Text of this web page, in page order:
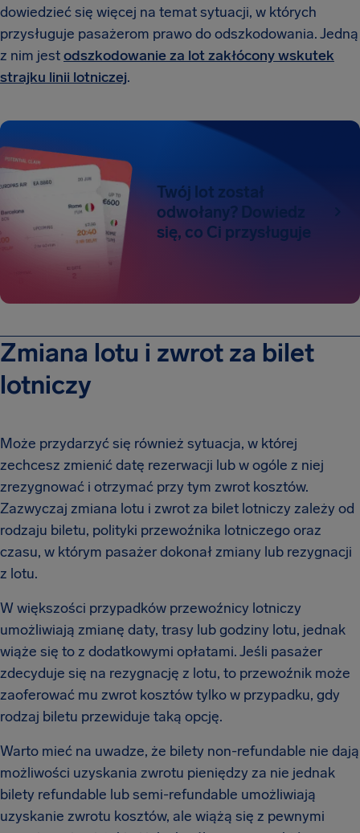
dowiedzieć się więcej na temat sytuacji, w których
przysługuje pasażerom prawo do odszkodowania. Jedną
z nim jestodszkodowanie za lot zakłócony wskutek
strajku linii lotniczej.
Twój lot został
odwołany? Dowiedz
się, co Ci przysługuje
Zmiana lotu i zwrot za bilet
lotniczy
Może przydarzyć się również sytuacja, w której
zechcesz zmienić datę rezerwacji lub w ogóle z niej
zrezygnować i otrzymać przy tym zwrot kosztów.
Zazwyczaj zmiana lotu i zwrot za bilet lotniczy zależy od
rodzaju biletu, polityki przewoźnika lotniczego oraz
czasu, w którym pasażer dokonał zmiany lub rezygnacji
z lotu.
W większości przypadków przewoźnicy lotniczy
umożliwiają zmianę daty, trasy lub godziny lotu, jednak
wiąże się to z dodatkowymi opłatami. Jeśli pasażer
zdecyduje się na rezygnację z lotu, to przewoźnik może
zaoferować mu zwrot kosztów tylko w przypadku, gdy
rodzaj biletu przewiduje taką opcję.
Warto mieć na uwadze, że bilety non-refundable nie dają
możliwości uzyskania zwrotu pieniędzy za nie jednak
bilety refundable lub semi-refundable umożliwiają
uzyskanie zwrotu kosztów, ale wiążą się z pewnymi